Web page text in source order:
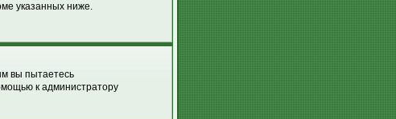
указанных ниже.
вы пытаетесь
к администратору